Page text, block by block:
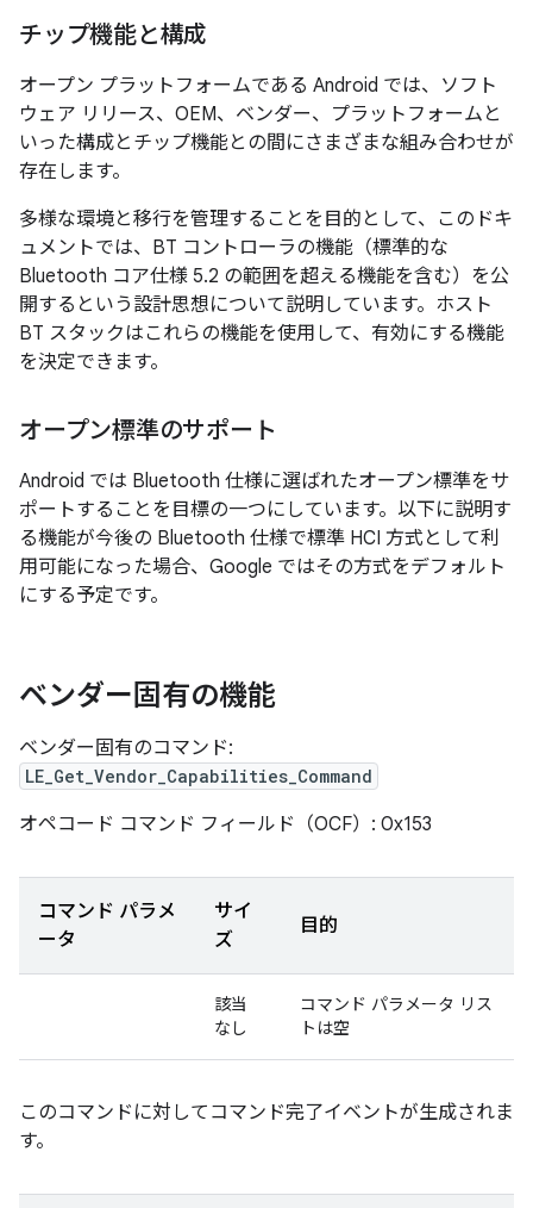
チップ機能と構成
オープン プラットフォームである Android では、ソフト
ウェア リリース、OEM、ベンダー、プラットフォームと
いった構成とチップ機能との間にさまざまな組み合わせが
存在します。
多様な環境と移行を管理することを目的として、このドキ
ュメントでは、BT コントローラの機能（標準的な
Bluetooth コア仕様 5.2 の範囲を超える機能を含む）を公
開するという設計思想について説明しています。ホスト
BT スタックはこれらの機能を使用して、有効にする機能
を決定できます。
オープン標準のサポート
Android では Bluetooth 仕様に選ばれたオープン標準をサ
ポートすることを目標の一つにしています。以下に説明す
る機能が今後の Bluetooth 仕様で標準 HCI 方式として利
用可能になった場合、Google ではその方式をデフォルト
にする予定です。
ベンダー固有の機能
ベンダー固有のコマンド:
LE_Get_Vendor_Capabilities_Command
オペコード コマンド フィールド（OCF）: 0x153
コマンド パラメ
ータ
サイ
ズ
目的
該当
なし
コマンド パラメータ リス
トは空
このコマンドに対してコマンド完了イベントが生成されま
す。